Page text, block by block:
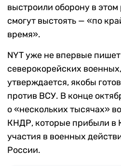
выстроили оборону в
смогут выстоять — «по
время».
NYT уже не впервые
северокорейских
утверждается, якобы
против ВСУ. В конце
о «нескольких тысячах»
КНДР, которые прибыли в
участия в военных
России.